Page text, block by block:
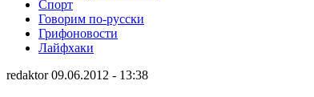
Спорт
Говорим по-русски
Грифоновости
Лайфхаки
redaktor 09.06.2012 - 13:38